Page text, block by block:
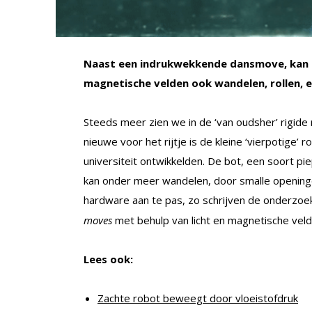
Naast een indrukwekkende dansmove,
magnetische velden ook wandelen, rollen,
Steeds meer zien we in de ‘van oudsher’
nieuwe voor het rijtje is de kleine ‘vierpotige’
universiteit ontwikkelden. De bot, een soort
kan onder meer wandelen, door smalle
hardware aan te pas, zo schrijven de
moves met behulp van licht en magnetische
Lees ook:
Zachte robot beweegt door vloeistofdruk